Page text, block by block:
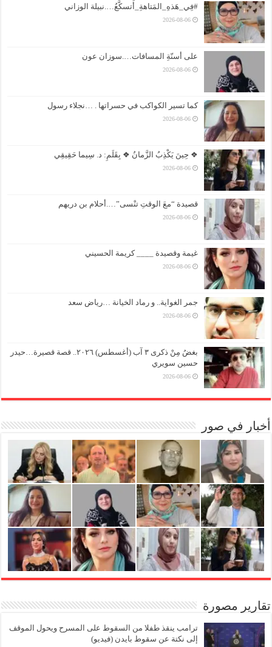
#فِي_هَذهِ_المَتاهةِ_أَتسكَّعُ….نبيلة الوزاني
2026-08-06
على أسنّةِ المسافات….سوزان عون
2026-08-06
كما تسير الكواكب في حسراتها . …نجلاء رسول
2026-08-06
❖ حِينَ يَكْذِبُ الزَّمانُ ❖ بِقَلَمِ: د. سِيما حَقِيقِي
2026-08-06
قصيدة “معَ الوقتِ تنْسى”….أحلام بن دريهم
2026-08-06
غيمة وقصيدة ____ كريمة الحسيني
2026-08-06
جمر الغواية.. و رماد الخيانة …رياض سعد
2026-08-06
بغضُ مِنْ ذكرى ٣ آب (أغسطس) ٢٠٢٦.. قصة قصيرة…حيدر
حسين سويري
2026-08-06
أخبار في صور
تقارير مصورة
ترامب ينقذ طفلا من السقوط على المسرح ويحول الموقف
إلى نكتة عن سقوط بايدن (فيديو)